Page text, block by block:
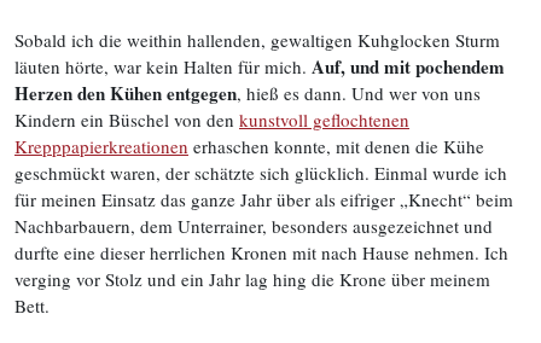
Sobald ich die weithin hallenden, gewaltigen Kuhglocken Sturm
läuten hörte, war kein Halten für mich. Auf, und mit pochendem
Herzen den Kühen entgegen, hieß es dann. Und wer von uns
Kindern ein Büschel von den kunstvoll geflochtenen
Krepppapierkreationen erhaschen konnte, mit denen die Kühe
geschmückt waren, der schätzte sich glücklich. Einmal wurde ich
für meinen Einsatz das ganze Jahr über als eifriger „Knecht“ beim
Nachbarbauern, dem Unterrainer, besonders ausgezeichnet und
durfte eine dieser herrlichen Kronen mit nach Hause nehmen. Ich
verging vor Stolz und ein Jahr lag hing die Krone über meinem
Bett.